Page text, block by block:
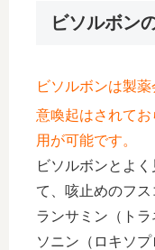
ビソルボン
ビソルボンは製
意喚起はされてお
用が可能です。
ビソルボンとよ
て、咳止めのフ
ランサミン（ト
ソニン（ロキソ